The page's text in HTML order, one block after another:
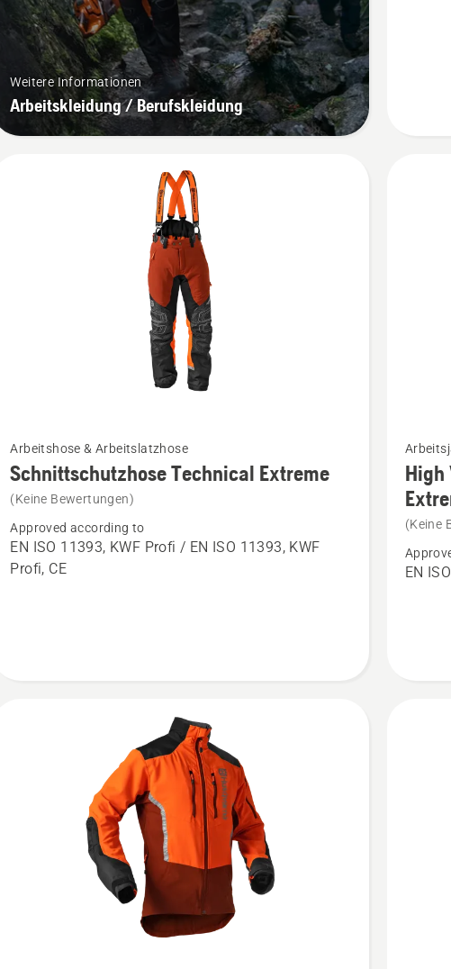
Weitere Informationen
Arbeitskleidung / Berufskleidung
Details
zu
Schnittschutzhose
Technical
Extreme
Arbeitshose & Arbeitslatzhose
Schnittschutzhose Technical Extreme
(Keine Bewertungen)
Approved according to
EN ISO 11393, KWF Profi / EN ISO 11393, KWF
Profi, CE
Details
High
High
(Keine
EN